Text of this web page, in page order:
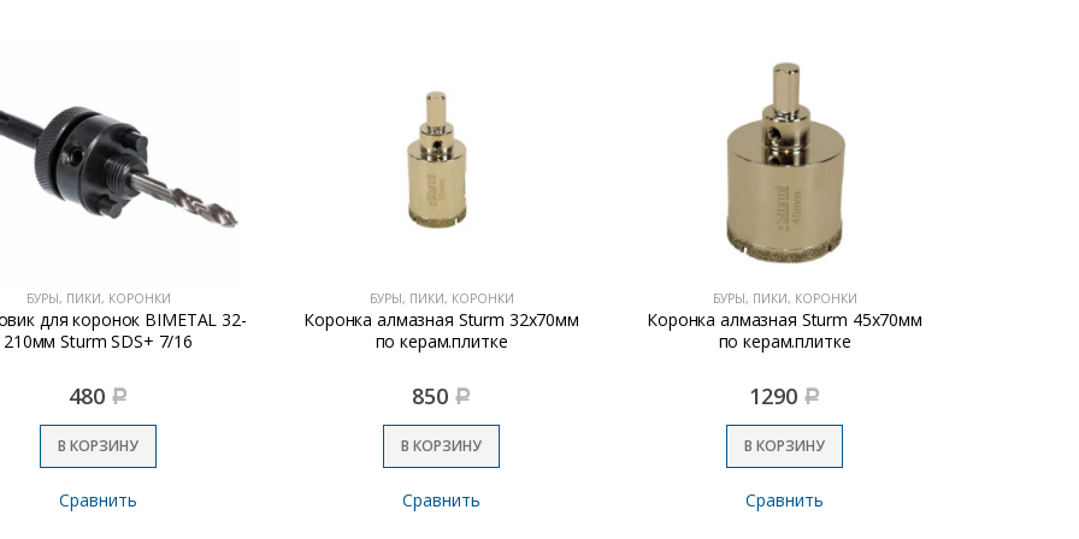
БУРЫ, ПИКИ, КОРОНКИ
алмазная Sturm 32х70мм
по керам.плитке
850 Р
В КОРЗИНУ
Сравнить
БУРЫ, ПИКИ, КОРОНКИ
Коронка алмазная Sturm 45х70мм
по керам.плитке
1290Р
В КОРЗИНУ
Сравнить
БУРЫ, ПИКИ, КОРОНКИ
Коронка алмазная Sturm 100х70мм
по керам.плитке
2390 Р
В КОРЗИНУ
Сравнить